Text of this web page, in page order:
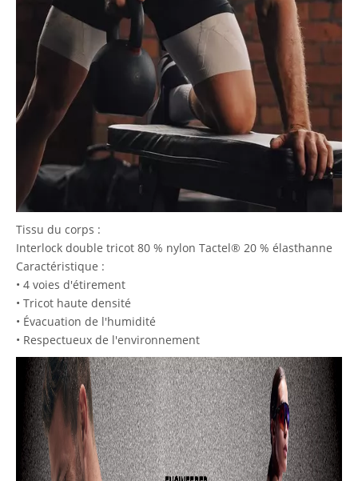
Tissu du corps :
Interlock double tricot 80 % nylon Tactel® 20 % élasthanne
Caractéristique :
• 4 voies d'étirement
• Tricot haute densité
• Évacuation de l'humidité
• Respectueux de l'environnement